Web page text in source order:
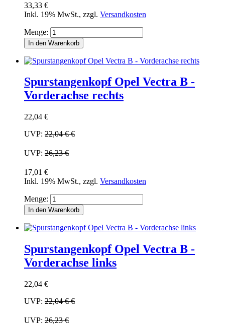
33,33 €
Inkl. 19% MwSt., zzgl. Versandkosten
Menge:
In den Warenkorb
Spurstangenkopf Opel Vectra B -
Vorderachse rechts
22,04 €
UVP: 22,04 €€
UVP: 26,23 €
17,01 €
Inkl. 19% MwSt., zzgl. Versandkosten
Menge:
In den Warenkorb
Spurstangenkopf Opel Vectra B -
Vorderachse links
22,04 €
UVP: 22,04 €€
UVP: 26,23 €